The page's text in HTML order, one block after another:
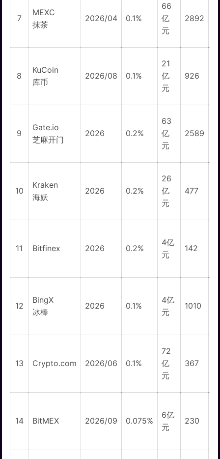
7
MEXC
抹茶
2026/04 0.1%
66
亿
元
2892
8
KuCoin
库币
2026/08 0.1%
21
亿
元
926
9
Gate.io
芝麻开门
2026 0.2%
63
亿
元
2589
10
Kraken
海妖
2026 0.2%
26
亿
元
477
11 Bitfinex 2026 0.2%
4亿
元
142
12
BingX
冰棒
2026 0.1%
4亿
元
1010
13 Crypto.com 2026/06 0.1%
72
亿
元
367
14 BitMEX 2026/09 0.075%
6亿
元
230